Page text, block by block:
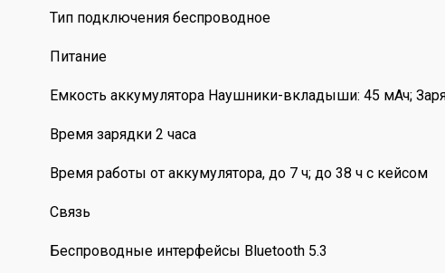
Тип подключения беспроводное
Питание
Емкость аккумулятора Наушники-вкладыши: 45 мАч;
Время зарядки 2 часа
Время работы от аккумулятора, до 7 ч; до 38 ч с кейсом
Связь
Беспроводные интерфейсы Bluetooth 5.3